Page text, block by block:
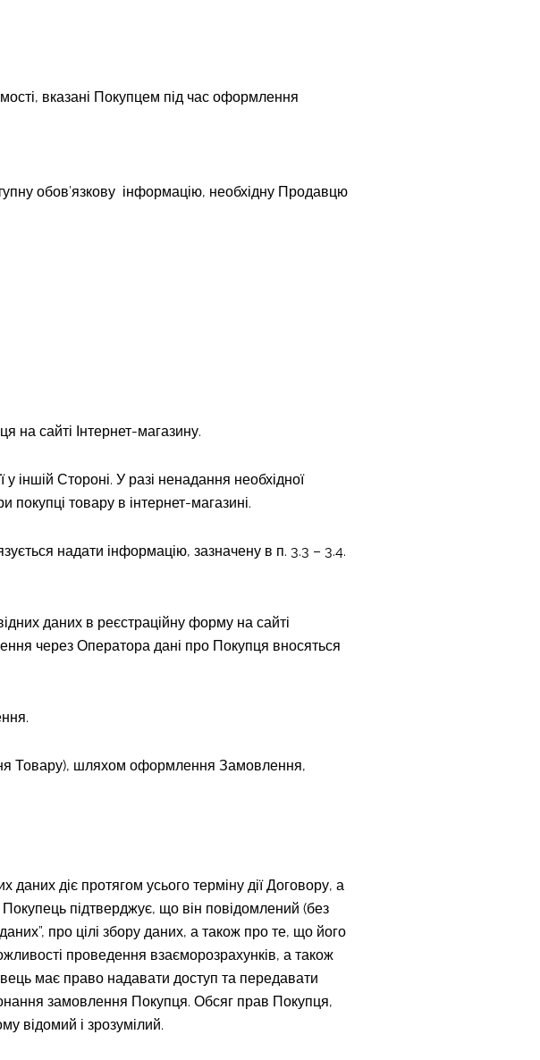
вказані Покупцем під час оформлення
обов’язкову інформацію, необхідну Продавцю
на сайті Інтернет-магазину.
іншій Стороні. У разі ненадання необхідної
товару в інтернет-магазині.
надати інформацію, зазначену в п. 3.3 – 3.4.
даних в реєстраційну форму на сайті
через Оператора дані про Покупця вносяться
Товару), шляхом оформлення Замовлення,
діє протягом усього терміну дії Договору, а
підтверджує, що він повідомлений (без
про цілі збору даних, а також про те, що його
проведення взаєморозрахунків, а також
має право надавати доступ та передавати
замовлення Покупця. Обсяг прав Покупця,
відомий і зрозумілий.